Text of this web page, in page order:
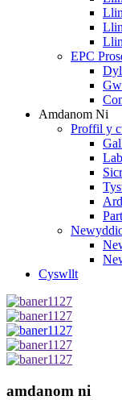
EPC
Amdanom Ni
Proffil y
Cyswllt
amdanom ni